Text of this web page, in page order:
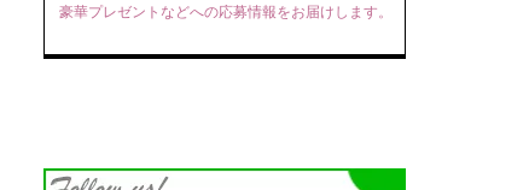
豪華プレゼントなどへの応募情報をお届けします。